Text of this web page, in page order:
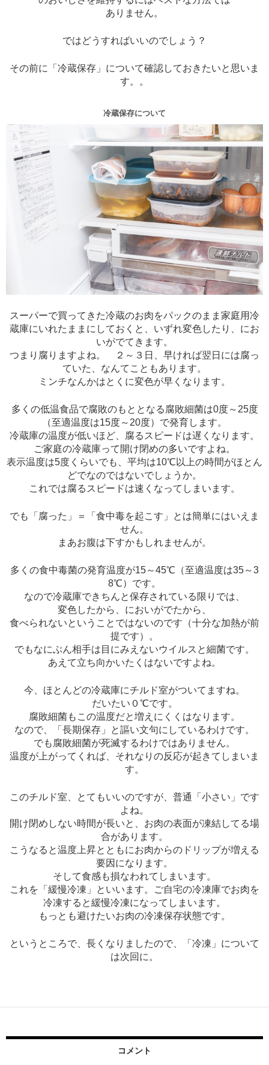
ありません。
ではどうすればいいのでしょう？
その前に「冷蔵保存」について確認しておきたいと思いま
す。。
冷蔵保存について
スーパーで買ってきた冷蔵のお肉をパックのまま家庭用冷
蔵庫にいれたままにしておくと、いずれ変色したり、にお
いがでてきます。
つまり腐りますよね。 ２～３日、早ければ翌日には腐っ
ていた、なんてこともあります。
ミンチなんかはとくに変色が早くなります。
多くの低温食品で腐敗のもととなる腐敗細菌は0度～25度
（至適温度は15度～20度）で発育します。
冷蔵庫の温度が低いほど、腐るスピードは遅くなります。
ご家庭の冷蔵庫って開け閉めの多いですよね。
表示温度は5度くらいでも、平均は10℃以上の時間がほとん
どでなのではないでしょうか。
これでは腐るスピードは速くなってしまいます。
でも「腐った」＝「食中毒を起こす」とは簡単にはいえま
せん。
まあお腹は下すかもしれませんが。
多くの食中毒菌の発育温度が15～45℃（至適温度は35～3
8℃）です。
なので冷蔵庫できちんと保存されている限りでは、
変色したから、においがでたから、
食べられないということではないのです（十分な加熱が前
提です）。
でもなにぶん相手は目にみえないウイルスと細菌です。
あえて立ち向かいたくはないですよね。
今、ほとんどの冷蔵庫にチルド室がついてますね。
だいたい０℃です。
腐敗細菌もこの温度だと増えにくくはなります。
なので、「長期保存」と謳い文句にしているわけです。
でも腐敗細菌が死滅するわけではありません。
温度が上がってくれば、それなりの反応が起きてしまいま
す。
このチルド室、とてもいいのですが、普通「小さい」です
よね。
開け閉めしない時間が長いと、お肉の表面が凍結してる場
合があります。
こうなると温度上昇とともにお肉からのドリップが増える
要因になります。
そして食感も損なわれてしまいます。
これを「緩慢冷凍」といいます。ご自宅の冷凍庫でお肉を
冷凍すると緩慢冷凍になってしまいます。
もっとも避けたいお肉の冷凍保存状態です。
というところで、長くなりましたので、「冷凍」について
は次回に。
コメント